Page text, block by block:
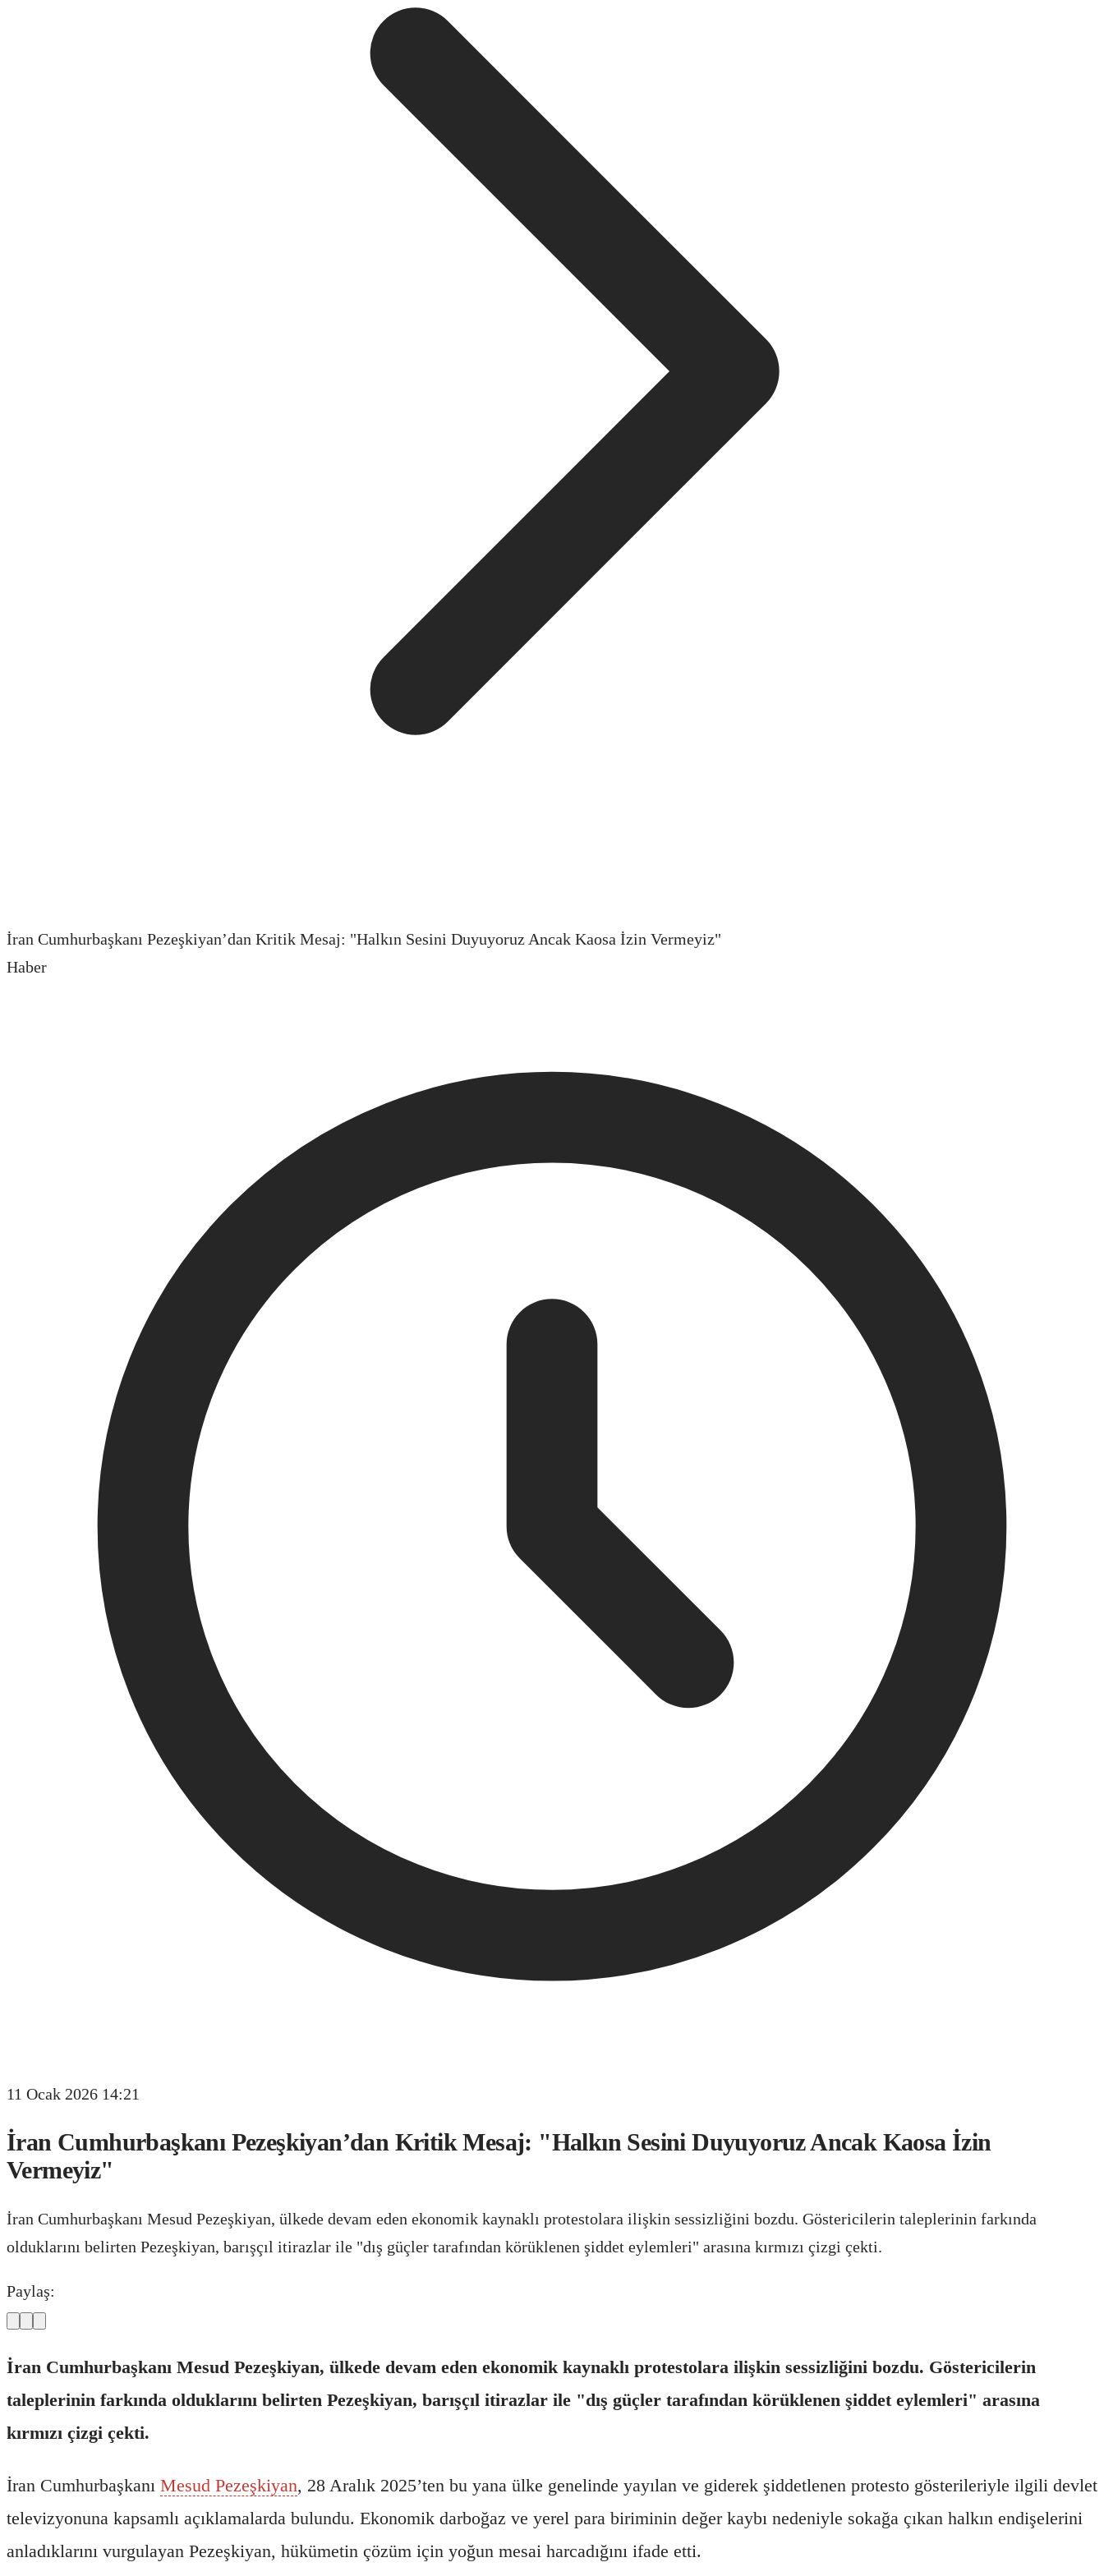
İran Cumhurbaşkanı Pezeşkiyan’dan Kritik Mesaj: "Halkın Sesini Duyuyoruz Ancak Kaosa İzin Vermeyiz"
Haber
11 Ocak 2026 14:21
İran Cumhurbaşkanı Pezeşkiyan’dan Kritik Mesaj: "Halkın Sesini Duyuyoruz Ancak Kaosa İzin
Vermeyiz"
İran Cumhurbaşkanı Mesud Pezeşkiyan, ülkede devam eden ekonomik kaynaklı protestolara ilişkin sessizliğini bozdu. Göstericilerin taleplerinin farkında
olduklarını belirten Pezeşkiyan, barışçıl itirazlar ile "dış güçler tarafından körüklenen şiddet eylemleri" arasına kırmızı çizgi çekti.
Paylaş:
İran Cumhurbaşkanı Mesud Pezeşkiyan, ülkede devam eden ekonomik kaynaklı protestolara ilişkin sessizliğini bozdu. Göstericilerin
taleplerinin farkında olduklarını belirten Pezeşkiyan, barışçıl itirazlar ile "dış güçler tarafından körüklenen şiddet eylemleri" arasına
kırmızı çizgi çekti.
İran Cumhurbaşkanı Mesud Pezeşkiyan, 28 Aralık 2025’ten bu yana ülke genelinde yayılan ve giderek şiddetlenen protesto gösterileriyle ilgili devlet
televizyonuna kapsamlı açıklamalarda bulundu. Ekonomik darboğaz ve yerel para biriminin değer kaybı nedeniyle sokağa çıkan halkın endişelerini
anladıklarını vurgulayan Pezeşkiyan, hükümetin çözüm için yoğun mesai harcadığını ifade etti.